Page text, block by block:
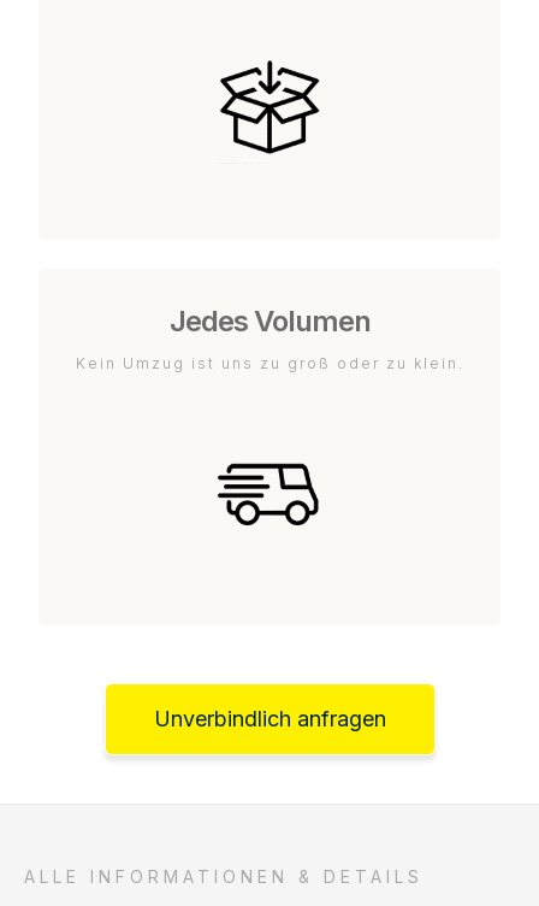
Jedes Volumen
Kein Umzug ist uns zu groß oder zu klein.
Unverbindlich anfragen
ALLE INFORMATIONEN & DETAILS